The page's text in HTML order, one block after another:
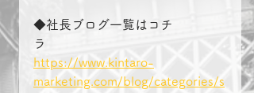
◆社長ブログ一覧はコチ
ラ
https://www.kintaro-
marketing.com/blog/categories/s